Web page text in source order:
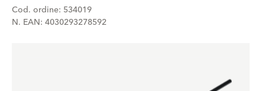
Cod. ordine: 534019
N. EAN: 4030293278592